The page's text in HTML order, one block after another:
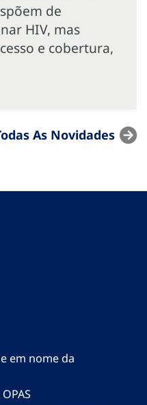
de
HIV, mas
e cobertura,
As Novidades
em nome da